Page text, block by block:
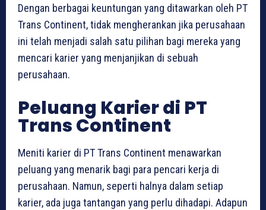
Dengan berbagai keuntungan yang ditawarkan oleh PT
Trans Continent, tidak mengherankan jika perusahaan
ini telah menjadi salah satu pilihan bagi mereka yang
mencari karier yang menjanjikan di sebuah
perusahaan.
Peluang Karier di PT
Trans Continent
Meniti karier di PT Trans Continent menawarkan
peluang yang menarik bagi para pencari kerja di
perusahaan. Namun, seperti halnya dalam setiap
karier, ada juga tantangan yang perlu dihadapi. Adapun